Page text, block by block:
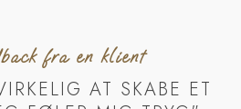
fra en klient
AT SKABE ET